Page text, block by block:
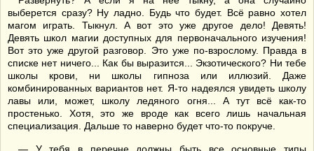
выберется сразу? Ну ладно. Будь что будет. Всё равно хотел
магом играть. Тыкнул. А вот это уже другое дело! Девять!
Девять школ магии доступных для первоначального изучения!
Вот это уже другой разговор. Это уже по-взрослому. Правда в
списке нет ничего... Как бы выразится... Экзотического? Ни тебе
школы крови, ни школы гипноза или иллюзий. Даже
комбинированных вариантов нет. Я-то надеялся увидеть школу
лавы или, может, школу ледяного огня... А тут всё как-то
простенько. Хотя, это же вроде как всего лишь начальная
специализация. Дальше то наверно будет что-то покруче.